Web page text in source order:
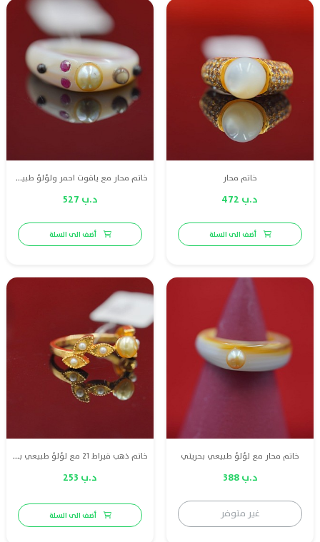
خاتم محار
د.ب 472
أضف الى السلة
خاتم محار مع ياقوت احمر ولؤلؤ طبيعي بحريني أسود و لؤلؤ رمادي وا لؤلؤ كريمي
د.ب 527
أضف الى السلة
خاتم محار مع لؤلؤ طبيعي بحريني
د.ب 388
غير متوفر
خاتم ذهب قيراط 21 مع لؤلؤ طبيعي بحريني
د.ب 253
أضف الى السلة